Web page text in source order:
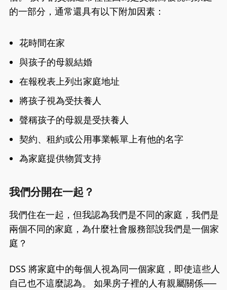
的一部分，通常還具有以下附加因素：
花時間在家
與孩子的母親結婚
在報稅表上列出家庭地址
將孩子視為受扶養人
聲稱孩子的母親是受扶養人
契約、租約或公用事業帳單上有他的名字
為家庭提供物質支持
我們分開在一起？
我們住在一起，但我認為我們是不同的家庭，我們是
兩個不同的家庭，為什麼社會服務部說我們是一個家
庭？
DSS 將家庭中的每個人視為同一個家庭，即使這些人
自己也不這麼認為。 如果房子裡的人有親屬關係──